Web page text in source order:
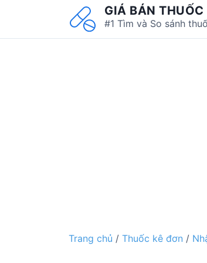
GIÁ BÁN THUỐC
#1 Tìm và So sánh
Trang chủ / Thuốc kê đơn /